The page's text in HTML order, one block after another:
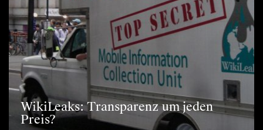
WikiLeaks: Transparenz um jeden
Preis?